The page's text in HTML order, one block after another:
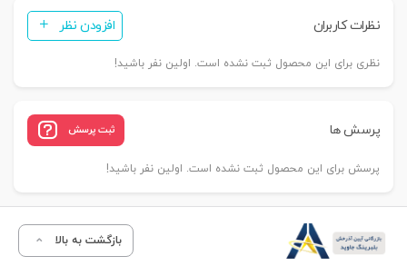
نظرات کاربران افزودن نظر
نظری برای این محصول ثبت نشده است. اولین نفر باشید!
پرسش ها ثبت پرسش
پرسش برای این محصول ثبت نشده است. اولین نفر باشید!
بازگشت به بالا